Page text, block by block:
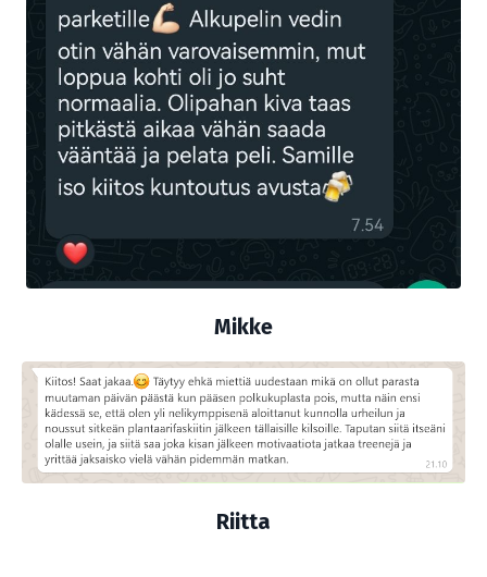
Mikke
Riitta